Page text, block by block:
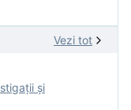
Vezi tot
şi